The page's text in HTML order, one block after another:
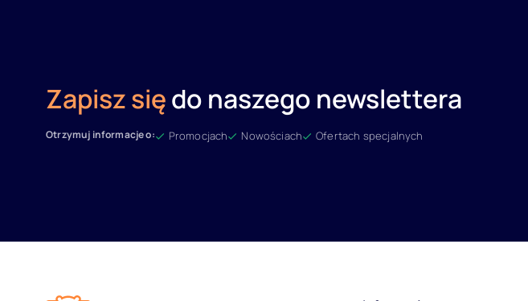
Zapisz siędo naszego newslettera
Otrzymuj informacje o: Promocjach Nowościach Ofertach specjalnych